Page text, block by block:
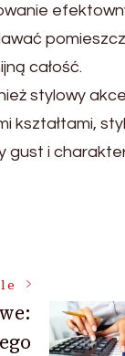
całość.
stylowy
kształtami,
gust i